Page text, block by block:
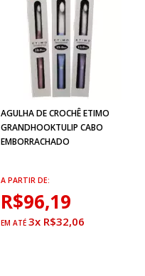
AGULHA DE CROCHÊ ETIMO
GRANDHOOKTULIP CABO
EMBORRACHADO
A PARTIR DE:
R$96,19
3x R$32,06